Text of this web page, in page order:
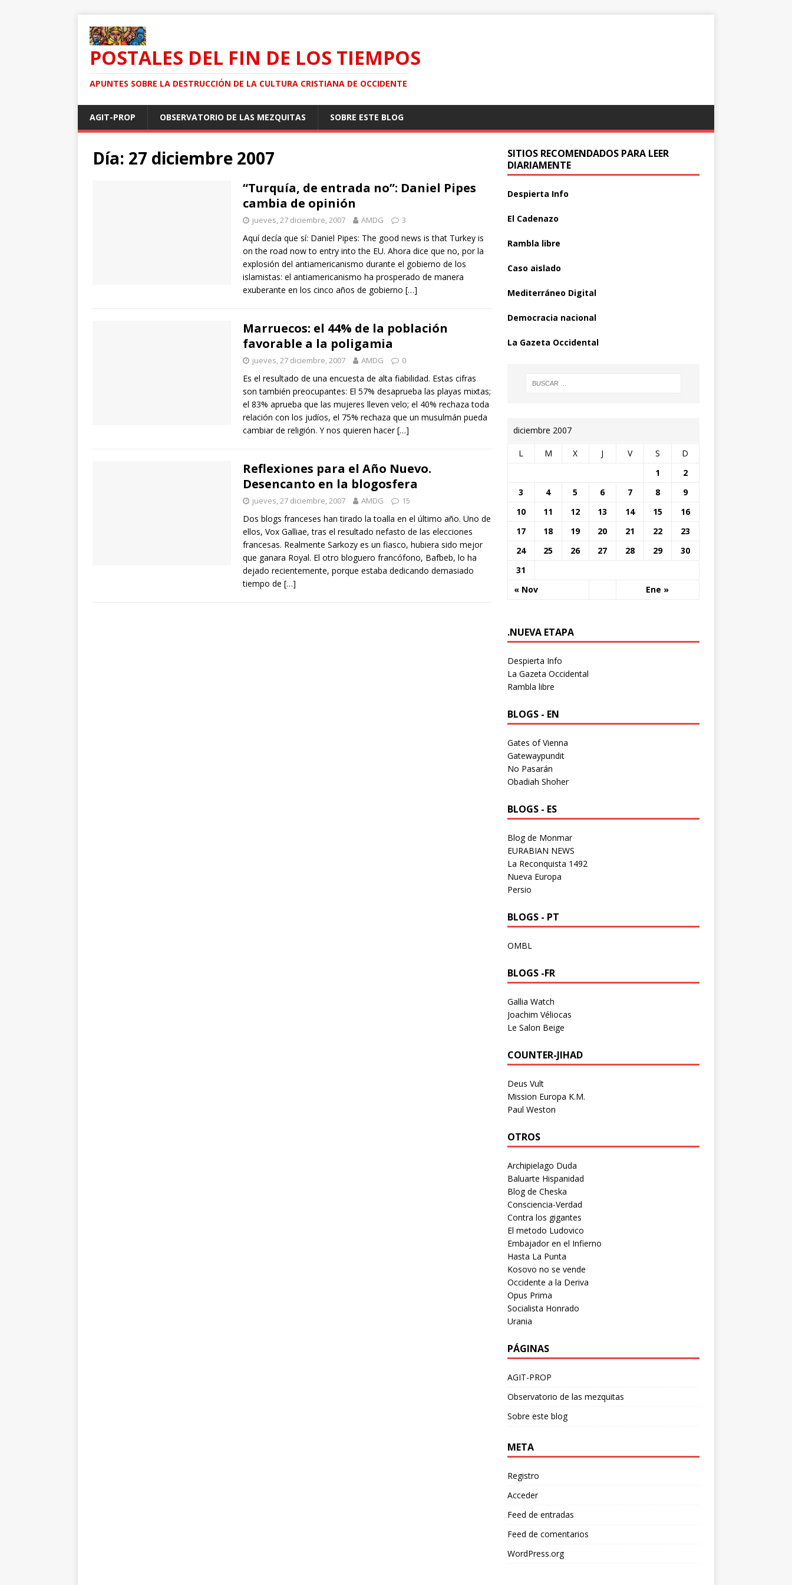
POSTALES DEL FIN DE LOS TIEMPOS
APUNTES SOBRE LA DESTRUCCIÓN DE LA CULTURA CRISTIANA DE OCCIDENTE
AGIT-PROP OBSERVATORIO DE LAS MEZQUITAS SOBRE ESTE BLOG
Día: 27 diciembre 2007
“Turquía, de entrada no”: Daniel Pipes
cambia de opinión
jueves, 27 diciembre, 2007 AMDG 3
Aquí decía que sí: Daniel Pipes: The good news is that Turkey is
on the road now to entry into the EU. Ahora dice que no, por la
explosión del antiamericanismo durante el gobierno de los
islamistas: el antiamericanismo ha prosperado de manera
exuberante en los cinco años de gobierno […]
Marruecos: el 44% de la población
favorable a la poligamia
jueves, 27 diciembre, 2007 AMDG 0
Es el resultado de una encuesta de alta fiabilidad. Estas cifras
son también preocupantes: El 57% desaprueba las playas mixtas;
el 83% aprueba que las mujeres lleven velo; el 40% rechaza toda
relación con los judíos, el 75% rechaza que un musulmán pueda
cambiar de religión. Y nos quieren hacer[…]
Reflexiones para el Año Nuevo.
Desencanto en la blogosfera
jueves, 27 diciembre, 2007 AMDG 15
Dos blogs franceses han tirado la toalla en el último año. Uno de
ellos, Vox Galliae, tras el resultado nefasto de las elecciones
francesas. Realmente Sarkozy es un fiasco, hubiera sido mejor
que ganara Royal. El otro bloguero francófono, Bafbeb, lo ha
dejado recientemente, porque estaba dedicando demasiado
tiempo de […]
SITIOS RECOMENDADOS PARA LEER
DIARIAMENTE
Despierta Info
El Cadenazo
Rambla libre
Caso aislado
Mediterráneo Digital
Democracia nacional
La Gazeta Occidental
diciembre 2007
L M X J V S D
« Nov Ene »
1
2
3
4 5 6 7 8
9
10
11 12 13 14 15
16
17
18 19 20 21 22
23
24
25 26 27 28 29
30
31
.NUEVA ETAPA
Despierta Info
La Gazeta Occidental
Rambla libre
BLOGS - EN
Gates of Vienna
Gatewaypundit
No Pasarán
Obadiah Shoher
BLOGS - ES
Blog de Monmar
EURABIAN NEWS
La Reconquista 1492
Nueva Europa
Persio
BLOGS - PT
OMBL
BLOGS -FR
Gallia Watch
Joachim Véliocas
Le Salon Beige
COUNTER-JIHAD
Deus Vult
Mission Europa K.M.
Paul Weston
OTROS
Archipielago Duda
Baluarte Hispanidad
Blog de Cheska
Consciencia-Verdad
Contra los gigantes
El metodo Ludovico
Embajador en el Infierno
Hasta La Punta
Kosovo no se vende
Occidente a la Deriva
Opus Prima
Socialista Honrado
Urania
PÁGINAS
AGIT-PROP
Observatorio de las mezquitas
Sobre este blog
META
Registro
Acceder
Feed de entradas
Feed de comentarios
WordPress.org